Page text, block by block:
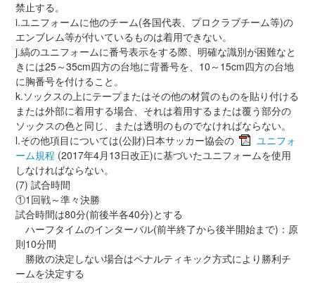
禁止する。
i.ユニフォームに他のチーム(各国代表、プロクラブチーム等)の
エンブレム等が付いているものは着用できない。
j.縞のユニフォームに番号表示をする際、明確な識別が困難なと
きには25～35cm四方の台地に背番号を、10～15cm四方の台地
に胸番号を付けること。
k.ソックスの上にテープまたはその他の材質のものを貼り付ける
または外部に着用する場合、それは着用するまたは覆う部分の
ソックスの色と同じ、または透明のものでなければならない。
l.その他項目については(公財)日本サッカー協会の
ユニフォ
ーム規程 (2017年4月13日改正)に基づいたユニフォームを使用
しなければならない。
(7) 試合時間
①1回戦～準々決勝
試合時間は80分(前後半各40分)とする
ハーフタイムのインターバル(前半終了から後半開始まで)：原
則10分間
勝敗の決定しない場合はペナルティキック方式により勝利チ
ームを決定する